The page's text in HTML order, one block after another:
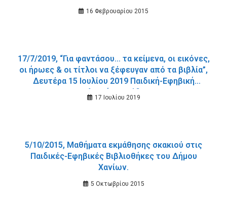
16 Φεβρουαρίου 2015
17/7/2019, “Για φαντάσου… τα κείμενα, οι εικόνες,
οι ήρωες & οι τίτλοι να ξέφευγαν από τα βιβλία”,
Δευτέρα 15 Ιουλίου 2019 Παιδική-Εφηβική
Βιβλιοθήκη Σούδας.
17 Ιουλίου 2019
5/10/2015, Μαθήματα εκμάθησης σκακιού στις
Παιδικές-Εφηβικές Βιβλιοθήκες του Δήμου
Χανίων.
5 Οκτωβρίου 2015